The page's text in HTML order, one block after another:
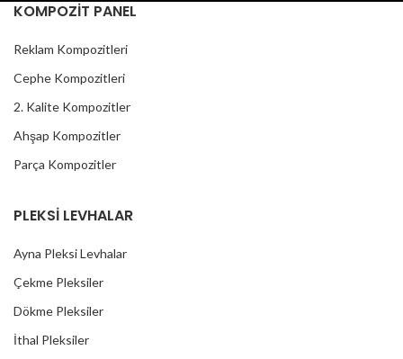
KOMPOZİT PANEL
Reklam Kompozitleri
Cephe Kompozitleri
2. Kalite Kompozitler
Ahşap Kompozitler
Parça Kompozitler
PLEKSİ LEVHALAR
Ayna Pleksi Levhalar
Çekme Pleksiler
Dökme Pleksiler
İthal Pleksiler